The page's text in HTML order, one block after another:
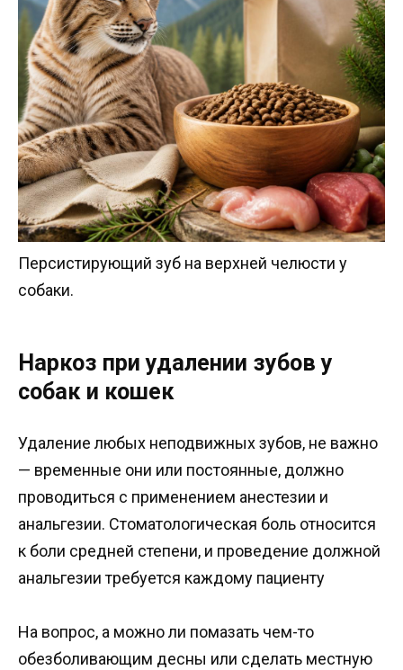
Персистирующий зуб на верхней челюсти у
собаки.
Наркоз при удалении зубов у
собак и кошек
Удаление любых неподвижных зубов, не важно
— временные они или постоянные, должно
проводиться с применением анестезии и
анальгезии. Стоматологическая боль относится
к боли средней степени, и проведение должной
анальгезии требуется каждому пациенту
На вопрос, а можно ли помазать чем-то
обезболивающим десны или сделать местную